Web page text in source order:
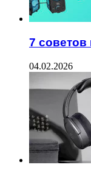
7
04.02.2026